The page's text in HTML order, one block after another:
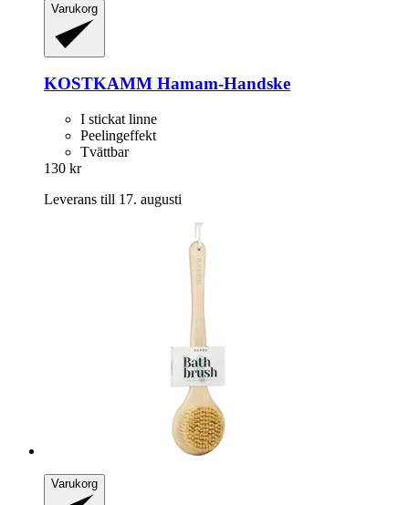
Varukorg
KOSTKAMM Hamam-​Handske
I stickat linne
Peelingeffekt
Tvättbar
130 kr
Leverans till 17. augusti
Varukorg